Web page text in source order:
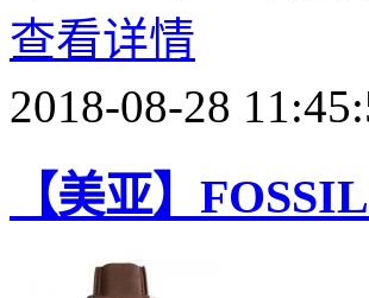
查看详情
2018-08-28
【美亚】